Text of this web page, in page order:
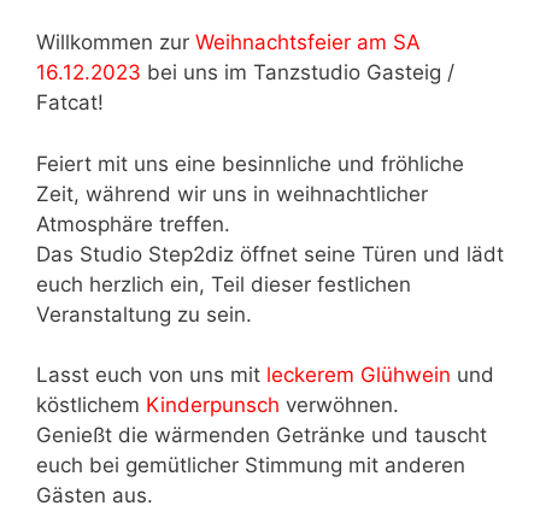
Willkommen zur Weihnachtsfeier am SA
16.12.2023 bei uns im Tanzstudio Gasteig /
Fatcat!
Feiert mit uns eine besinnliche und fröhliche
Zeit, während wir uns in weihnachtlicher
Atmosphäre treffen.
Das Studio Step2diz öffnet seine Türen und lädt
euch herzlich ein, Teil dieser festlichen
Veranstaltung zu sein.
Lasst euch von uns mit leckerem Glühwein und
köstlichem Kinderpunsch verwöhnen.
Genießt die wärmenden Getränke und tauscht
euch bei gemütlicher Stimmung mit anderen
Gästen aus.